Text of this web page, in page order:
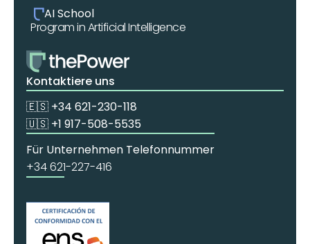
AI School
Program in Artificial Intelligence
Kontaktiere uns
🇪🇸 +34 621-230-118
🇺🇸 +1 917-508-5535
Für Unternehmen Telefonnummer
+34 621-227-416